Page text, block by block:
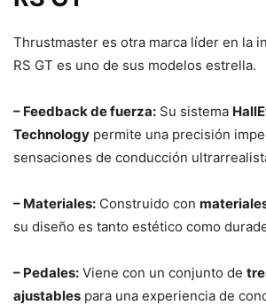
Thrustmaster es otra marca líder en la
RS GT es uno de sus modelos estrella.
– Feedback de fuerza: Su sistema
Technology permite una precisión
sensaciones de conducción
– Materiales: Construido con
su diseño es tanto estético como
– Pedales: Viene con un conjunto de
ajustables para una experiencia de